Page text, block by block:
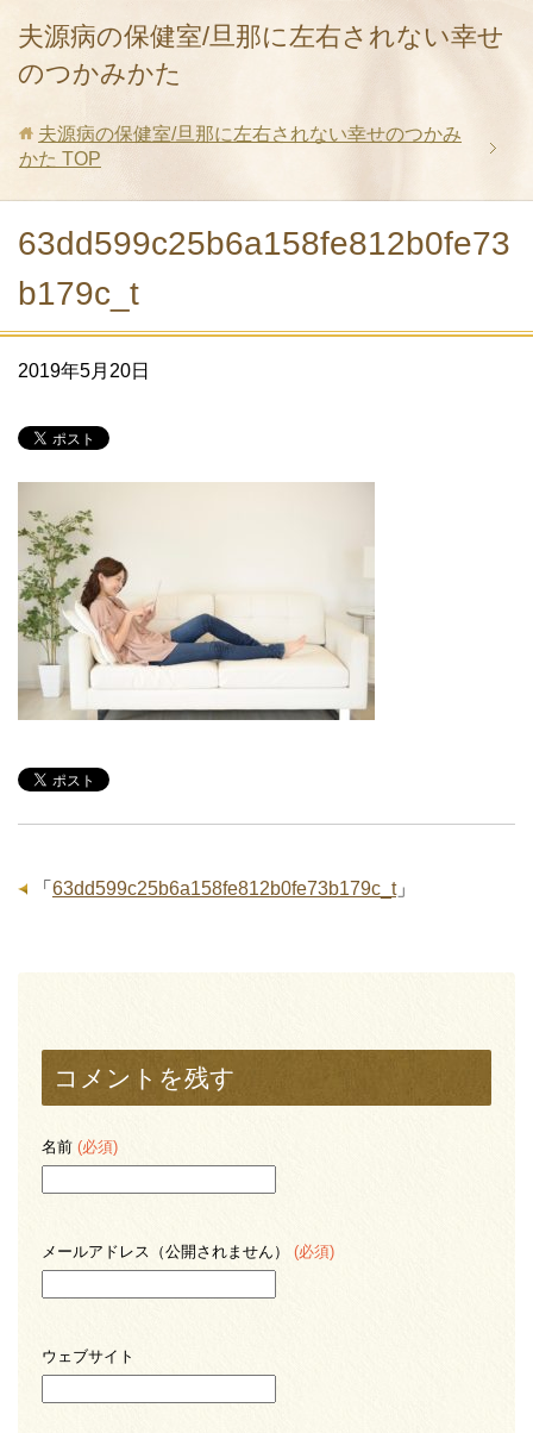
夫源病の保健室/旦那に左右されない幸せ
のつかみかた
夫源病の保健室/旦那に左右されない幸せのつかみ
かた TOP
63dd599c25b6a158fe812b0fe73
b179c_t
2019年5月20日
「 63dd599c25b6a158fe812b0fe73b179c_t」
コメントを残す
名前 (必須)
メールアドレス（公開されません） (必須)
ウェブサイト